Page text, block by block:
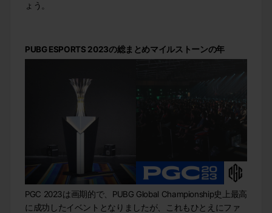
ょう。
PUBG ESPORTS 2023の総まとめマイルストーンの年
PGC 2023は画期的で、PUBG Global Championship史上最高
に成功したイベントとなりましたが、これもひとえにファ